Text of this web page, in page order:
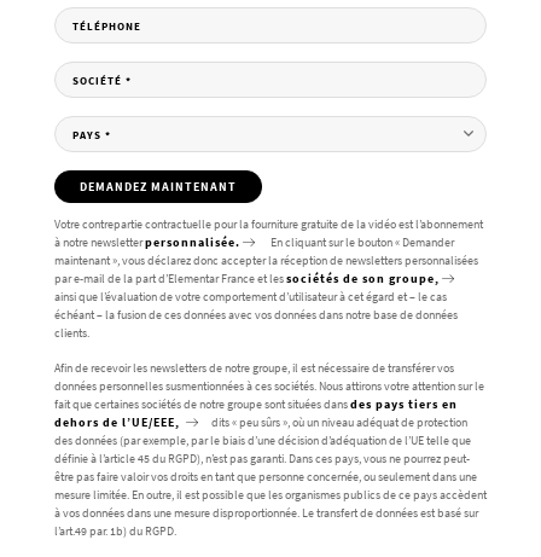
TÉLÉPHONE
SOCIÉTÉ *
PAYS *
DEMANDEZ MAINTENANT
Votre contrepartie contractuelle pour la fourniture gratuite de la vidéo est l’abonnement
à notre newsletterpersonnalisée.
En cliquant sur le bouton « Demander
maintenant », vous déclarez donc accepter la réception de newsletters personnalisées
par e-mail de la part d’Elementar France et lessociétés de son groupe,
ainsi que l’évaluation de votre comportement d’utilisateur à cet égard et – le cas
échéant – la fusion de ces données avec vos données dans notre base de données
clients.
Afin de recevoir les newsletters de notre groupe, il est nécessaire de transférer vos
données personnelles susmentionnées à ces sociétés. Nous attirons votre attention sur le
fait que certaines sociétés de notre groupe sont situées dansdes pays tiers en
dehors de l’UE/EEE,
dits « peu sûrs », où un niveau adéquat de protection
des données (par exemple, par le biais d’une décision d’adéquation de l’UE telle que
définie à l’article 45 du RGPD), n’est pas garanti. Dans ces pays, vous ne pourrez peut-
être pas faire valoir vos droits en tant que personne concernée, ou seulement dans une
mesure limitée. En outre, il est possible que les organismes publics de ce pays accèdent
à vos données dans une mesure disproportionnée. Le transfert de données est basé sur
l’art.49 par. 1b) du RGPD.